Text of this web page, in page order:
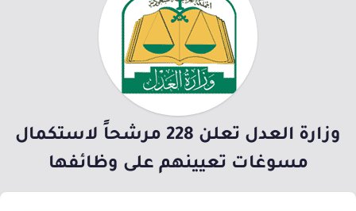
وزارة العدل تعلن 228 مرشحاً لاستكمال
مسوغات تعيينهم على وظائفها